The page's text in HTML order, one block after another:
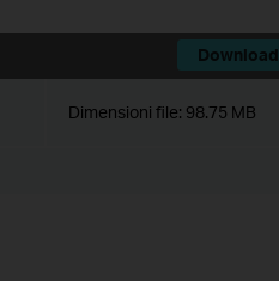
Download
Dimensioni file: 98.75 MB